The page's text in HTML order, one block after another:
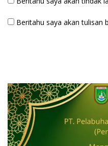
Beritahu saya akan tulisan